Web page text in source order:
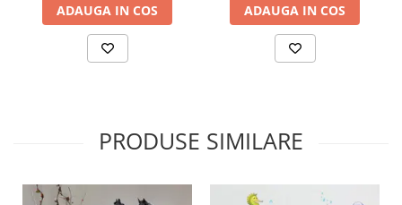
ADAUGA IN COS ADAUGA IN COS
PRODUSE SIMILARE